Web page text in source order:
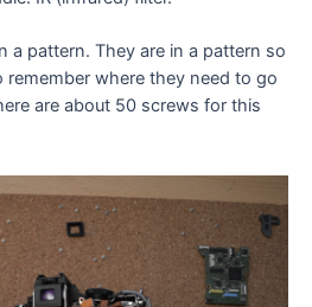
a pattern. They are in a pattern so
where they need to go
are about 50 screws for this